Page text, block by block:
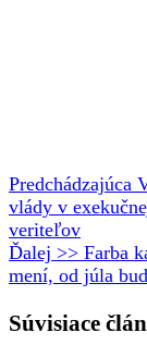
Predchádzajúca
vlády v
veriteľov
Ďalej >> Farba
mení, od júla
Súvisiace